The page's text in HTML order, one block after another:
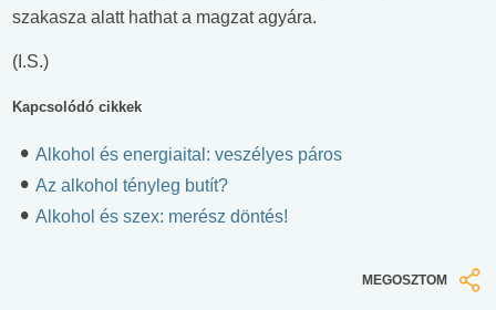
szakasza alatt hathat a magzat agyára.
(I.S.)
Kapcsolódó cikkek
Alkohol és energiaital: veszélyes páros
Az alkohol tényleg butít?
Alkohol és szex: merész döntés!
MEGOSZTOM